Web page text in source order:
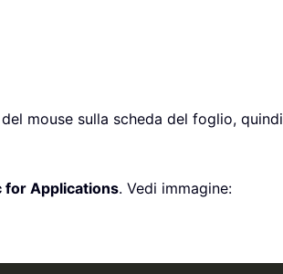
mouse sulla scheda del foglio, quindi
for Applications. Vedi immagine: